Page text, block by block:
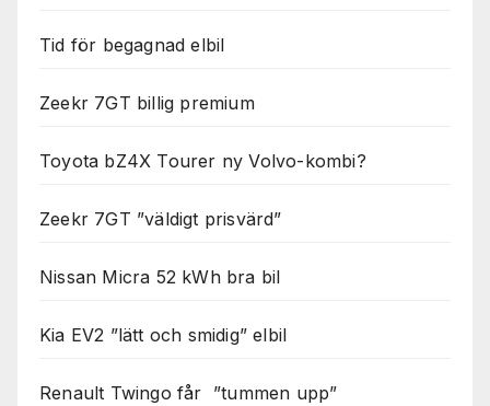
Tid för begagnad elbil
Zeekr 7GT billig premium
Toyota bZ4X Tourer ny Volvo-kombi?
Zeekr 7GT ”väldigt prisvärd”
Nissan Micra 52 kWh bra bil
Kia EV2 ”lätt och smidig” elbil
Renault Twingo får ”tummen upp”